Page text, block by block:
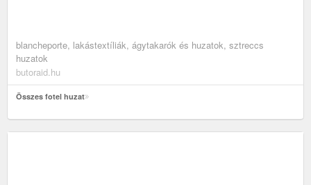
blancheporte, lakástextíliák, ágytakarók és huzatok, sztreccs
huzatok
butoraid.hu
Összes fotel huzat